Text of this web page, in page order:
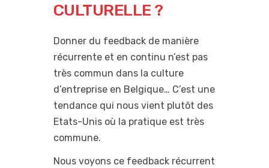
CULTURELLE ?
Donner du feedback de manière
récurrente et en continu n’est pas
très commun dans la culture
d’entreprise en Belgique… C’est une
tendance qui nous vient plutôt des
Etats-Unis où la pratique est très
commune.
Nous voyons ce feedback récurrent